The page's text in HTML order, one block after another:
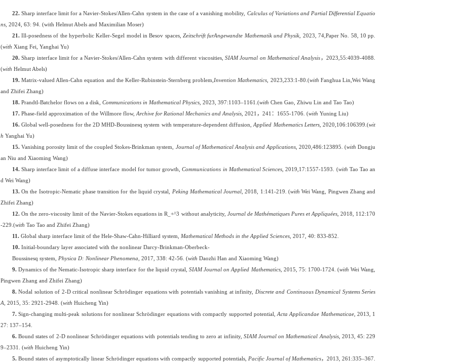
22. Sharp interface limit for a Navier-Stokes/Allen-Cahn system in the case of a vanishing mobility, Calculus of Variations and Partial Differential Equatio
ns , 2024, 63: 94. (with Helmut Abels and Maximilian Moser)
21.Ill-posedness of the hyperbolic Keller-Segel model in Besov spaces, Zeitschrift furAngewandte Mathematik und Physik 2023, 74, Paper No. 58, 10 pp.
(with Xiang Fei, Yanghai Yu)
20.Sharp interface limit for a Navier-Stokes/Allen-Cahn system with different viscosities, SIAM Journal on Mathematical Analysis ，2023 ,55:4039-4088.
(with Helmut Abels)
19. Matrix-valued Allen-Cahn equation and the Keller-Rubinstein-Sternberg problem, Invention Mathematics, 2023 233:1-80 .(with Fanghua Lin, Wei Wang
and Zhifei Zhang)
18.Prandtl-Batchelor flows on a disk, Communications in Mathematical Physics, 2023, 397:1103–1161.(with Chen Gao Zhiwu Lin and Tao Tao)
17.Phase-field approximation of the Willmore flow, Archive for Rational Mechanics and Analysis, 2021 ， 241 ： 1655-1706. (with Yuning Liu)
16.Global well-posedness for the 2D MHD-Boussinesq system with temperature-dependent diffusion,Applied Mathematics Letters,2020,106:106399 .(wit
h Yanghai Yu)
15. Vanishing porosity limit of the coupled Stokes-Brinkman system, Journal of Mathematical Analysis and Applications, 2020,486:123895. (with Dongju
an Niu and Xiaoming Wang)
14. Sharp interface limit of a diffuse interface model for tumor growth,Communications in Mathematical Sciences , 2019,17:1557-1593. (with Tao Tao an
d Wei Wang)
13.On the Isotropic-Nematic phase transition for the liquid crystal, Peking Mathematical Journal , 2018, 1:141-219. (with Wei Wang, Pingwen Zhang and
Zhifei Zhang)
12. On the zero-viscosity limit of the Navier-Stokes equations in R_+^3 without analyticity, Journal de Mathématiques Pures et Appliquées , 2018, 112:170
-229.(with Tao Tao and Zhifei Zhang)
11.Global sharp interface limit of the Hele-Shaw-Cahn-Hilliard system, Mathematical Methods in the Applied Sciences, 2017, 40: 833-852.
10. Initial-boundary layer associated with the nonlinear Darcy-Brinkman-Oberbeck-
Boussinesq system,
Physica D: Nonlinear Phenomena , 2017, 338: 42-56. (with Daozhi Han and Xiaoming Wang)
9.Dynamics of the Nematic-Isotropic sharp interface for the liquid crystal,SIAM Journal on Applied Mathematics, 2015, 75: 1700-1724. (with Wei Wang,
Pingwen Zhang and Zhifei Zhang)
8.Nodal solution of 2-D critical nonlinear Schrödinger equations with potentials vanishing at infinity, Discrete and Continuous Dynamical Systems Series
A , 2015, 35: 2921-2948. (with Huicheng Yin)
7.Sign-changing multi-peak solutions for nonlinear Schrödinger equations with compactly supported potential,Acta Applicandae Mathematicae, 2013, 1
27: 137–154.
6. Bound states of 2-D nonlinear Schrödinger equations with potentials tending to zero at infinity, SIAM Journal on Mathematical Analysis, 2013, 45: 229
9–2331. (with Huicheng Yin)
5.Bound states of asymptotically linear Schrödinger equations with compactly supported potentials, Pacific Journal of Mathematics，2013, 261:335–367.